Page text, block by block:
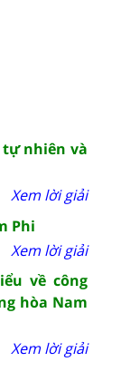
tự nhiên và
Xem lời giải
Phi
Xem lời giải
về công
hòa Nam
Xem lời giải